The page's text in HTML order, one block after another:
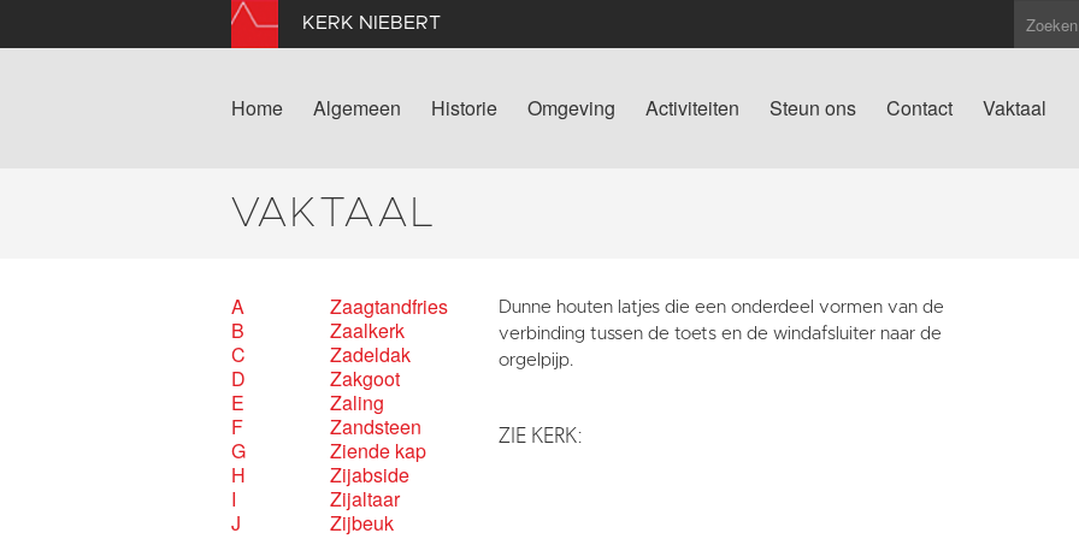
KERK NIEBERT
Home Algemeen Historie Omgeving Activiteiten Steun ons Contact Vaktaal
VAKTAAL
A
B
C
D
E
F
G
H
I
J
Zaagtandfries
Zaalkerk
Zadeldak
Zakgoot
Zaling
Zandsteen
Ziende kap
Zijabside
Zijaltaar
Zijbeuk
Dunne houten latjes die een onderdeel vormen van de
verbinding tussen de toets en de windafsluiter naar de
orgelpijp.
ZIE KERK: